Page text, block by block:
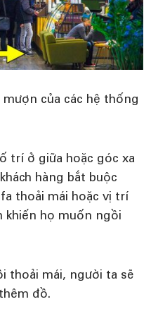
của các hệ thống
trí ở giữa hoặc góc xa
hàng bắt buộc
thoải mái hoặc vị trí
khiến họ muốn ngồi
thoải mái, người ta sẽ
đồ.